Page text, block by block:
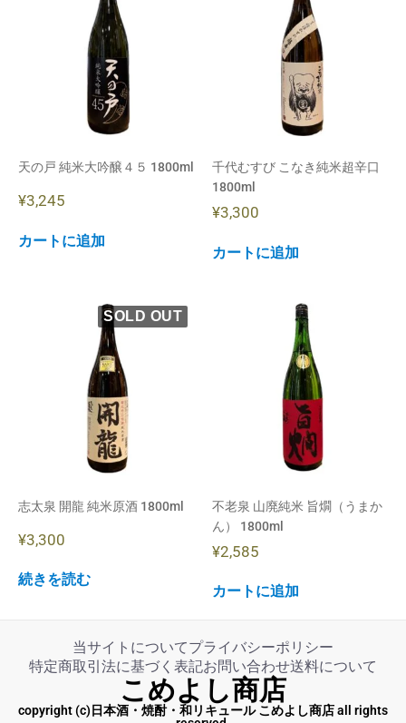
天の戸 純米大吟醸４５ 1800ml
¥3,245
カートに追加
千代むすび こなき純米超辛口
1800ml
¥3,300
カートに追加
志太泉 開龍 純米原酒 1800ml
¥3,300
続きを読む
不老泉 山廃純米 旨燗（うまか
ん） 1800ml
¥2,585
カートに追加
当サイトについてプライバシーポリシー
特定商取引法に基づく表記お問い合わせ送料について
こめよし商店
copyright (c)日本酒・焼酎・和リキュール こめよし商店 all rights